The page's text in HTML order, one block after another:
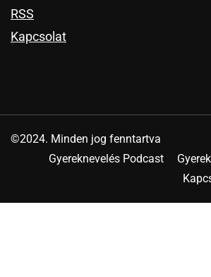
RSS
Kapcsolat
©2024. Minden jog fenntartva
Gyereknevelés Podcast